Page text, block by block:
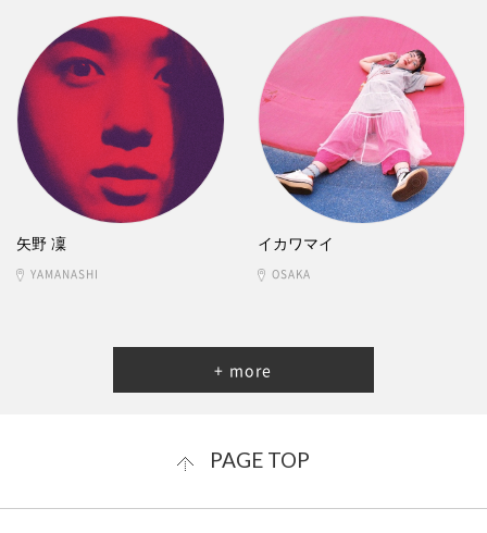
矢野 凜
YAMANASHI
イカワマイ
OSAKA
+ more
PAGE TOP